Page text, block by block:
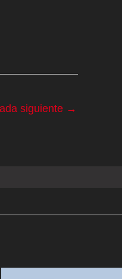
siguiente →